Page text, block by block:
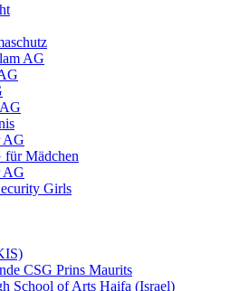
AG
AG
Mädchen
AG
Girls
CSG Prins Maurits
School of Arts Haifa (Israel)